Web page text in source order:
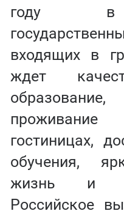
году в
входящих в
ждет
образование,
проживание
гостиницах,
обучения,
жизнь и
Российское